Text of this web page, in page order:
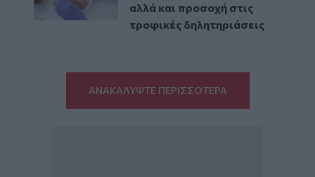
αλλά και προσοχή στις
τροφικές δηλητηριάσεις
ΑΝΑΚΑΛΥΨΤΕ ΠΕΡΙΣΣΟΤΕΡΑ